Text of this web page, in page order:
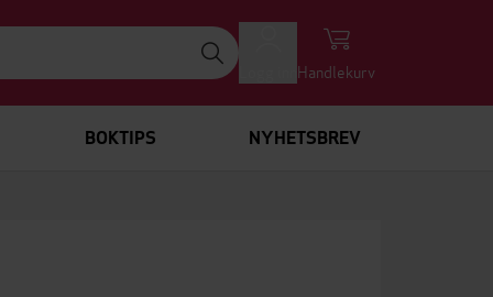
Handlekurv
BOKTIPS NYHETSBREV